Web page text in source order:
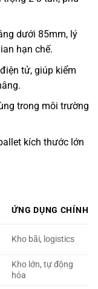
dưới 85mm, lý
hạn chế.
tử, giúp kiểm
trong môi trường
kích thước lớn
ỨNG DỤNG CHÍNH
Kho bãi, logistics
Kho lớn, tự động
hóa